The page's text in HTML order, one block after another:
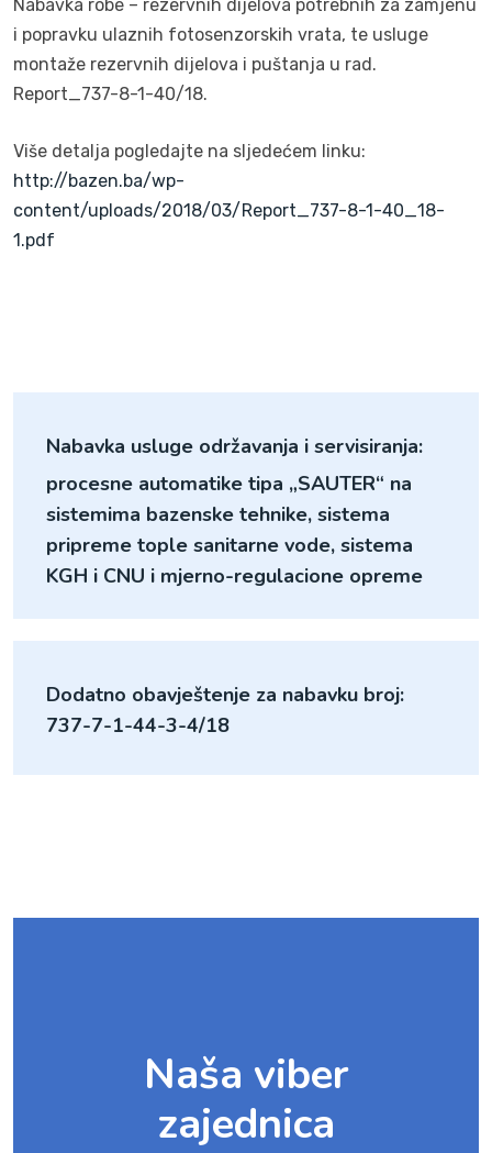
Nabavka robe – rezervnih dijelova potrebnih za zamjenu
i popravku ulaznih fotosenzorskih vrata, te usluge
montaže rezervnih dijelova i puštanja u rad.
Report_737-8-1-40/18.
Više detalja pogledajte na sljedećem linku:
http://bazen.ba/wp-
content/uploads/2018/03/Report_737-8-1-40_18-
1.pdf
Nabavka usluge održavanja i servisiranja:
procesne automatike tipa „SAUTER“ na
sistemima bazenske tehnike, sistema
pripreme tople sanitarne vode, sistema
KGH i CNU i mjerno-regulacione opreme
Dodatno obavještenje za nabavku broj:
737-7-1-44-3-4/18
Naša viber
zajednica